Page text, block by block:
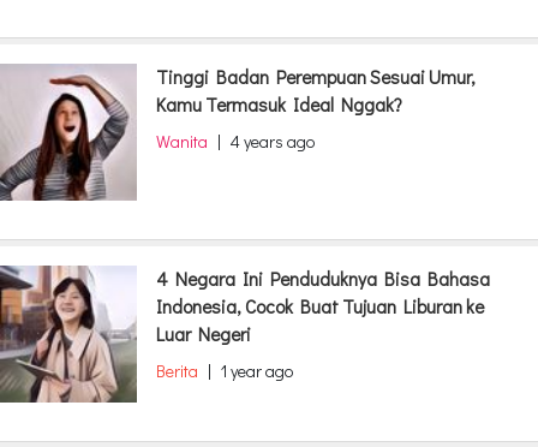
Tinggi Badan Perempuan Sesuai Umur,
Kamu Termasuk Ideal Nggak?
Wanita | 4 years ago
4 Negara Ini Penduduknya Bisa Bahasa
Indonesia, Cocok Buat Tujuan Liburan ke
Luar Negeri
Berita | 1 year ago